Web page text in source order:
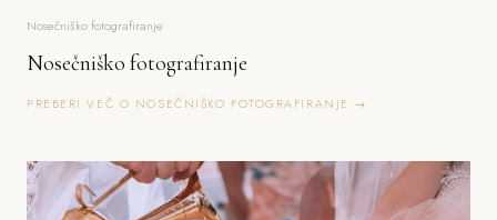
Nosečniško fotografiranje
Nosečniško fotografiranje
PREBERI VEČ O NOSEČNIŠKO FOTOGRAFIRANJE →